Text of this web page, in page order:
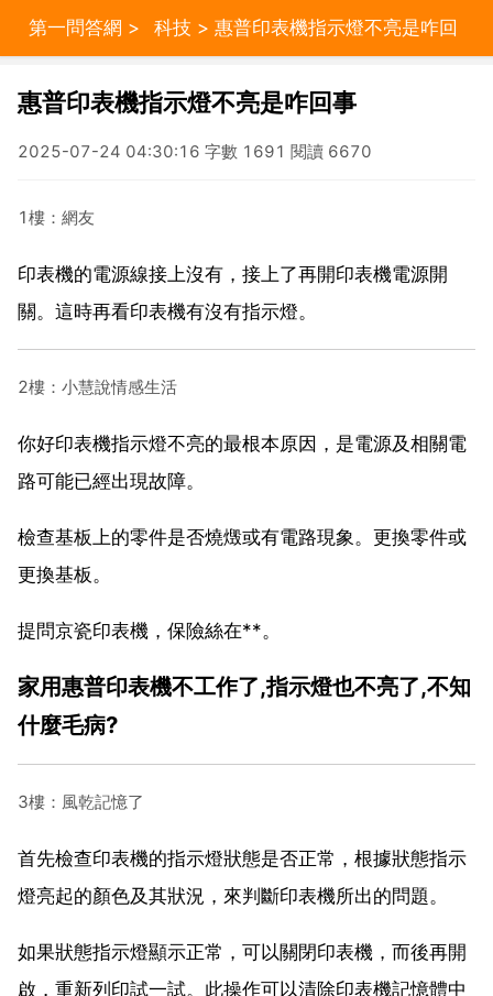
第一問答網 > 科技 > 惠普印表機指示燈不亮是咋回
事
惠普印表機指示燈不亮是咋回事
2025-07-24 04:30:16 字數 1691 閱讀 6670
1樓：網友
印表機的電源線接上沒有，接上了再開印表機電源開
關。這時再看印表機有沒有指示燈。
2樓：小慧說情感生活
你好印表機指示燈不亮的最根本原因，是電源及相關電
路可能已經出現故障。
檢查基板上的零件是否燒燬或有電路現象。更換零件或
更換基板。
提問京瓷印表機，保險絲在**。
家用惠普印表機不工作了,指示燈也不亮了,不知
什麼毛病?
3樓：風乾記憶了
首先檢查印表機的指示燈狀態是否正常，根據狀態指示
燈亮起的顏色及其狀況，來判斷印表機所出的問題。
如果狀態指示燈顯示正常，可以關閉印表機，而後再開
啟，重新列印試一試。此操作可以清除印表機記憶體中